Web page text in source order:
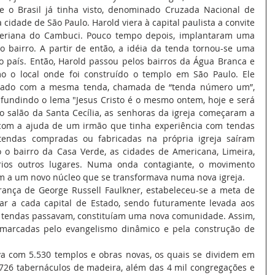
o Brasil já tinha visto, denominado Cruzada Nacional de
cidade de São Paulo. Harold viera à capital paulista a convite
do Cambuci. Pouco tempo depois, implantaram uma
bairro. A partir de então, a idéia da tenda tornou-se uma
país. Então, Harold passou pelos bairros da Água Branca e
o local onde foi construído o templo em São Paulo. Ele
com a mesma tenda, chamada de “tenda número um”,
o lema "Jesus Cristo é o mesmo ontem, hoje e será
salão da Santa Cecília, as senhoras da igreja começaram a
a ajuda de um irmão que tinha experiência com tendas
compradas ou fabricadas na própria igreja saíram
bairro da Casa Verde, as cidades de Americana, Limeira,
outros lugares. Numa onda contagiante, o movimento
a um novo núcleo que se transformava numa nova igreja.
de George Russell Faulkner, estabeleceu-se a meta de
a cada capital de Estado, sendo futuramente levada aos
passavam, constituíam uma nova comunidade. Assim,
pelo evangelismo dinâmico e pela construção de
com 5.530 templos e obras novas, os quais se dividem em
tabernáculos de madeira, além das 4 mil congregações e